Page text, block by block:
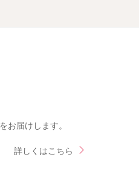
お届けします。
詳しくはこちら